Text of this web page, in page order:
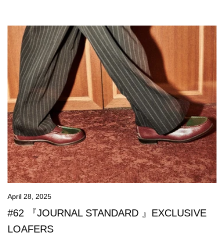
April 28, 2025
#62 『JOURNAL STANDARD 』EXCLUSIVE
LOAFERS